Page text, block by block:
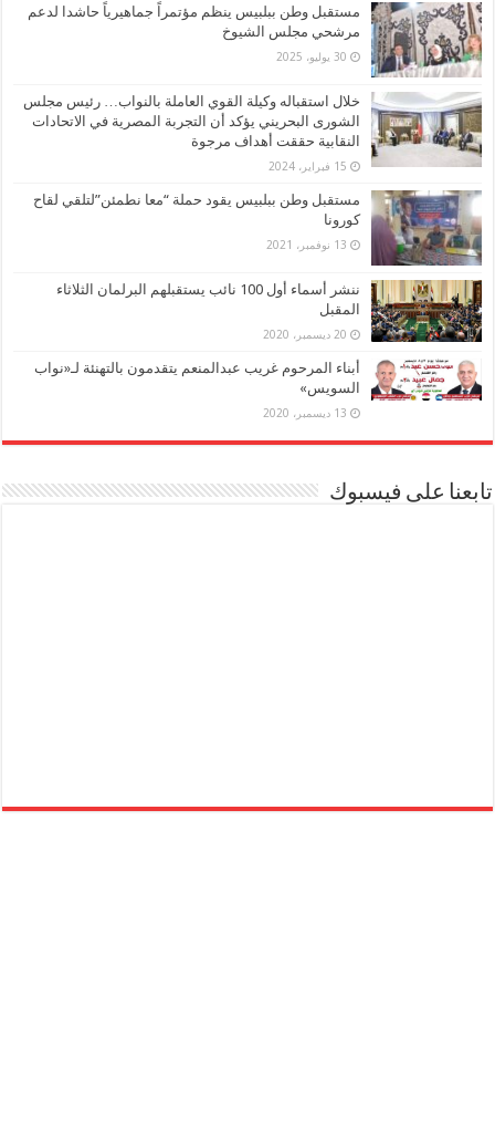
مستقبل وطن ببلبيس ينظم مؤتمراً جماهيرياً حاشدا لدعم
مرشحي مجلس الشيوخ
30 يوليو، 2025
خلال استقباله وكيلة القوي العاملة بالنواب… رئيس مجلس
الشورى البحريني يؤكد أن التجربة المصرية في الاتحادات
النقابية حققت أهداف مرجوة
15 فبراير، 2024
مستقبل وطن ببلبيس يقود حملة “معا نطمئن”لتلقي لقاح
كورونا
13 نوفمبر، 2021
ننشر أسماء أول 100 نائب يستقبلهم البرلمان الثلاثاء
المقبل
20 ديسمبر، 2020
أبناء المرحوم غريب عبدالمنعم يتقدمون بالتهنئة لـ«نواب
السويس»
13 ديسمبر، 2020
تابعنا على فيسبوك